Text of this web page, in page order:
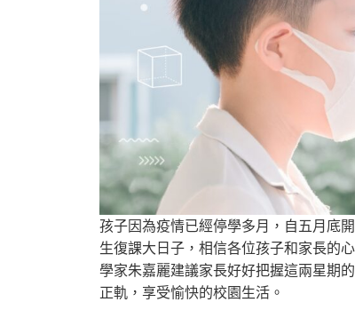
孩子因為疫情已經停學多月，自五月底
生復課大日子，相信各位孩子和家長的
學家朱嘉麗建議家長好好把握這兩星期
正軌，享受愉快的校園生活。